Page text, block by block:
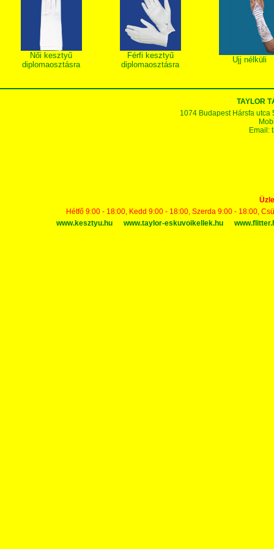
Női kesztyű
diplomaosztásra
Férfi kesztyű
diplomaosztásra
Ujj nélküli
TAYLOR
1074 Budapest Hársfa utca
Email:
Hétfő 9:00 - 18:00, Kedd 9:00 - 18:00, Szerda 9:00 - 18:00,
www.kesztyu.hu
www.taylor-eskuvoikellek.hu